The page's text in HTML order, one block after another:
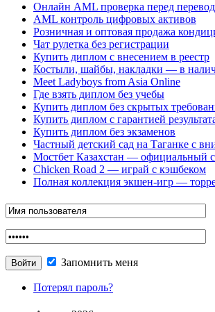
Онлайн AML проверка перед
AML контроль цифровых активов
Розничная и оптовая продажа
Чат рулетка без регистрации
Купить диплом с внесением в реестр
Костыли, шайбы, накладки — в
Meet Ladyboys from Asia Online
Где взять диплом без учебы
Купить диплом без скрытых
Купить диплом с гарантией
Купить диплом без экзаменов
Частный детский сад на Таганке с
Мостбет Казахстан — официальный
Chicken Road 2 — играй с кэшбеком
Полная коллекция экшен-игр —
Запомнить меня
Потерял пароль?